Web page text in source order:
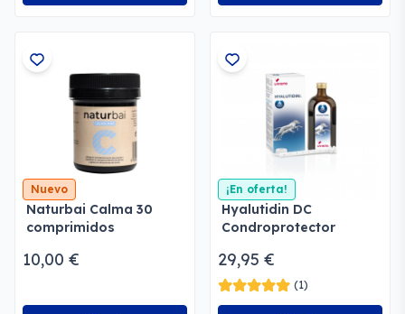
Nuevo
Naturbai Calma 30
comprimidos
10,00 €
¡En oferta!
Hyalutidin DC
Condroprotector
29,95 €
(1)